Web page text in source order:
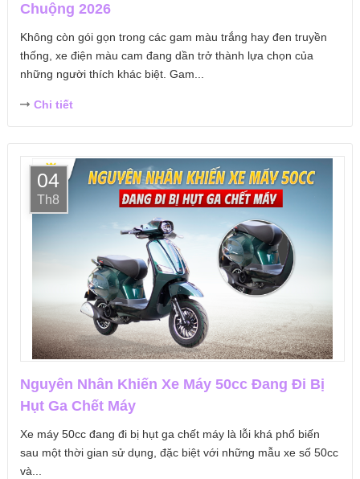
Chuộng 2026
Không còn gói gọn trong các gam màu trắng hay đen truyền
thống, xe điện màu cam đang dần trở thành lựa chọn của
những người thích khác biệt. Gam...
Chi tiết
04
Th8
Nguyên Nhân Khiến Xe Máy 50cc Đang Đi Bị
Hụt Ga Chết Máy
Xe máy 50cc đang đi bị hụt ga chết máy là lỗi khá phổ biến
sau một thời gian sử dụng, đặc biệt với những mẫu xe số 50cc
và...